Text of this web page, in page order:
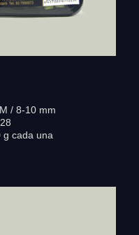
/ 8-10 mm
g cada una